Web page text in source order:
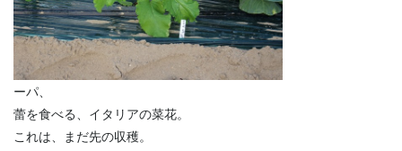
ーパ、
蕾を食べる、イタリアの菜花。
これは、まだ先の収穫。